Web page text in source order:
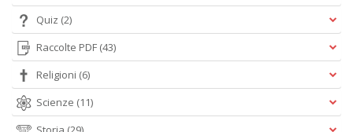
Quiz (2)
Raccolte PDF (43)
Religioni (6)
Scienze (11)